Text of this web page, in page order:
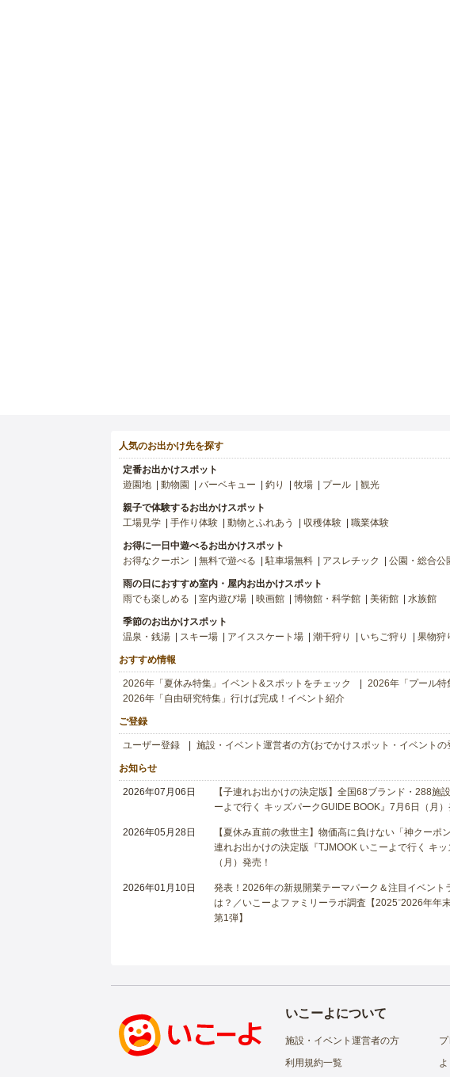
人気のお出かけ先を探す
定番お出かけスポット
遊園地
動物園 バーベキュー 釣り 牧場 プール 観光
親子で体験するお出かけスポット
工場見学
手作り体験 動物とふれあう 収穫体験 職業体験
お得に一日中遊べるお出かけスポット
お得なクーポン
無料で遊べる 駐車場無料 アスレチック 公園・総合公
雨の日におすすめ室内・屋内お出かけスポット
雨でも楽しめる
室内遊び場 映画館 博物館・科学館 美術館 水族館
季節のお出かけスポット
温泉・銭湯
スキー場 アイススケート場 潮干狩り いちご狩り 果物狩
おすすめ情報
2026年「夏休み特集」イベント&スポットをチェック
2026年「プール特
2026年「自由研究特集」行けば完成！イベント紹介
ご登録
ユーザー登録 施設・イベント運営者の方(おでかけスポット・イベントの
お知らせ
2026年07月06日
【子連れお出かけの決定版】全国68ブランド・288施
ーよで行く キッズパークGUIDE BOOK』7月6日（月）
2026年05月28日
【夏休み直前の救世主】物価高に負けない「神クーポ
連れお出かけの決定版『TJMOOK いこーよで行く キ
（月）発売！
2026年01月10日
発表！2026年の新規開業テーマパーク＆注目イベン
は？／いこーよファミリーラボ調査【2025⁻2026年年
第1弾】
いこーよについて
施設・イベント運営者の方
利用規約一覧